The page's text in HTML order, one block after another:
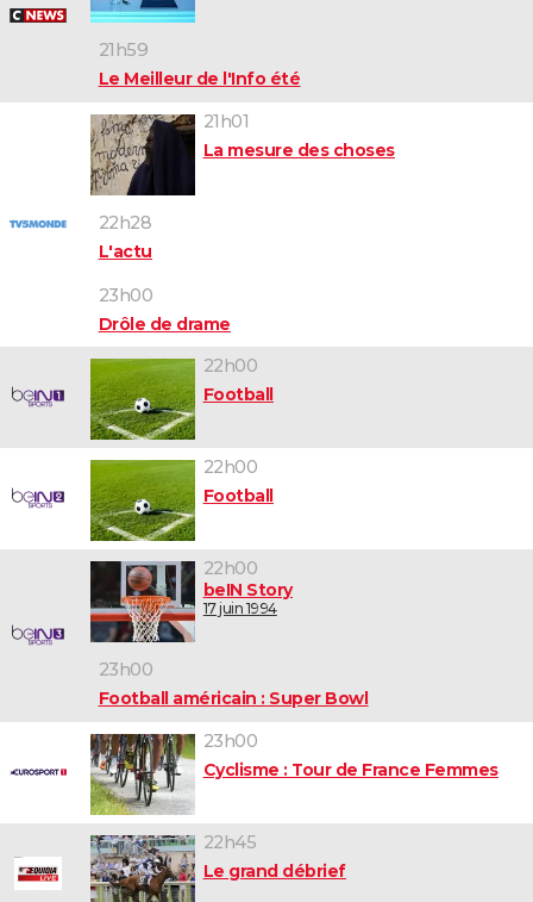
21h59
Le Meilleur de l'Info été
21h01
La mesure des choses
22h28
L'actu
23h00
Drôle de drame
22h00
Football
22h00
Football
22h00
beIN Story
17 juin 1994
23h00
Football américain : Super Bowl
23h00
Cyclisme : Tour de France Femmes
22h45
Le grand débrief